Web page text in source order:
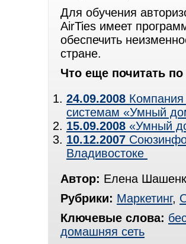
Для обучения
AirTies имеет
обеспечить
стране.
Что еще почитать
24.09.2008 Компания
системам «Умный
15.09.2008 «Умный
10.12.2007
Владивостоке
Автор: Елена
Рубрики: Маркетинг,
Ключевые слова:
домашняя сеть